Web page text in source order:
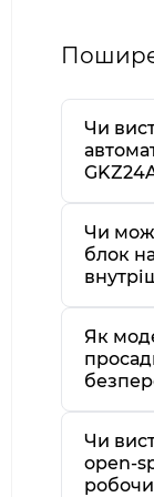
Чи
Чи
блок
Як
Чи
open-